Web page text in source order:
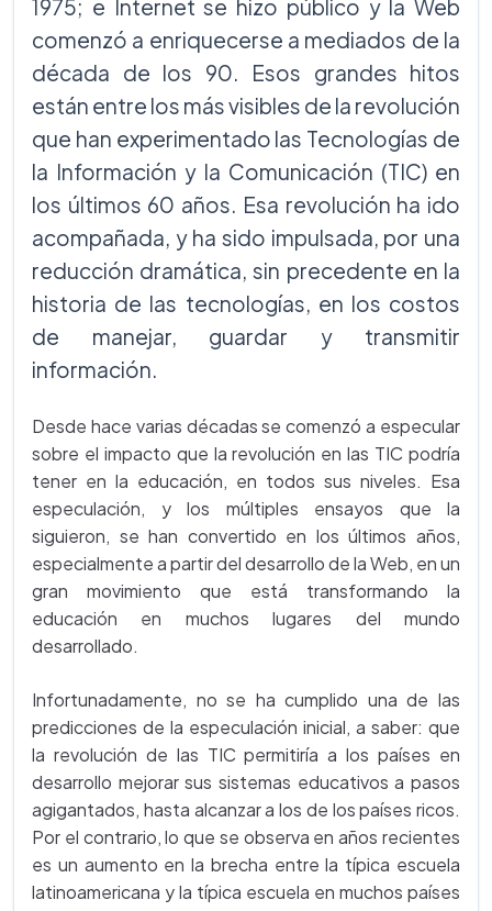
1975; e Internet se hizo público y la Web
comenzó a enriquecerse a mediados de la
década de los 90. Esos grandes hitos
están entre los más visibles de la revolución
que han experimentado las Tecnologías de
la Información y la Comunicación (TIC) en
los últimos 60 años. Esa revolución ha ido
acompañada, y ha sido impulsada, por una
reducción dramática, sin precedente en la
historia de las tecnologías, en los costos
de manejar, guardar y transmitir
información.
Desde hace varias décadas se comenzó a especular
sobre el impacto que la revolución en las TIC podría
tener en la educación, en todos sus niveles. Esa
especulación, y los múltiples ensayos que la
siguieron, se han convertido en los últimos años,
especialmente a partir del desarrollo de la Web, en un
gran movimiento que está transformando la
educación en muchos lugares del mundo
desarrollado.
Infortunadamente, no se ha cumplido una de las
predicciones de la especulación inicial, a saber: que
la revolución de las TIC permitiría a los países en
desarrollo mejorar sus sistemas educativos a pasos
agigantados, hasta alcanzar a los de los países ricos.
Por el contrario, lo que se observa en años recientes
es un aumento en la brecha entre la típica escuela
latinoamericana y la típica escuela en muchos países